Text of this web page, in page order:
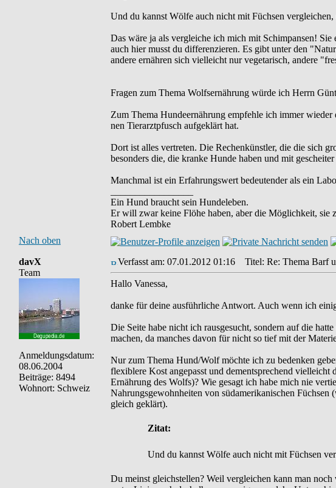
Und du kannst Wölfe auch nicht mit Füchsen
Das wäre ja als vergleiche ich mich mit Schimpansen!
auch hier musst du differenzieren. Es gibt unter den
andere ernähren sich vielleicht nur vegetarisch, andere
Fragen zum Thema Wolfsernährung würde ich Herrn
Zum Thema Hundeernährung empfehle ich immer wieder
nen Tierarztpfusch aufgeklärt hat.
Dort ist alles vertreten. Die Rechenkünstler, die die sich
besonders die, die kranke Hunde haben und mit
Manchmal ist ein Erfahrungswert bedeutender als ein
Ein Hund braucht sein Hundeleben.
Er will zwar keine Flöhe haben, aber die Möglichkeit, sie
Robert Lembke
Nach oben
davX
Team
Anmeldungsdatum:
08.06.2004
Beiträge: 8494
Wohnort: Schweiz
Verfasst am: 07.01.2012 01:16 Titel: Re: Thema Barf
Hallo Vanessa,
danke für deine ausführliche Antwort. Auch wenn ich
Die Seite habe nicht ich rausgesucht, sondern auf die
machen, da manches davon für nicht so tief mit der
Nur zum Thema Hund/Wolf möchte ich zu bedenken
flexiblere Kost angepasst und dementsprechend
Ernährung des Wolfs)? Wie gesagt ich habe mich nie
Nahrungsgewohnheiten von südamerikanischen Füchsen
gleich geklärt).
Zitat:
Und du kannst Wölfe auch nicht mit Füchsen
Du meinst gleichstellen? Weil vergleichen kann man